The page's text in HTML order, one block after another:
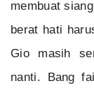
membuat
berat hati
Gio masih
nanti. Bang